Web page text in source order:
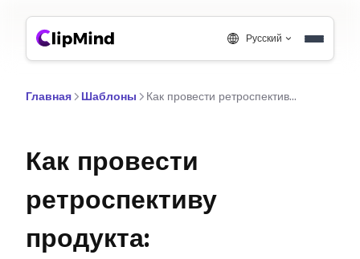
Русский
Главная Шаблоны Как провести ретроспективу продукта: Практическое руководство
Как провести
ретроспективу
продукта: